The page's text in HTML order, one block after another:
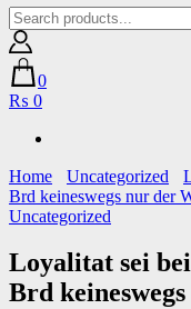
0
₨ 0
Home Uncategorized
Brd keineswegs nur der
Uncategorized
Loyalitat sei
Brd